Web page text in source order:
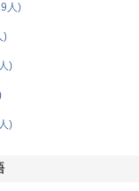
人)
)
)
)